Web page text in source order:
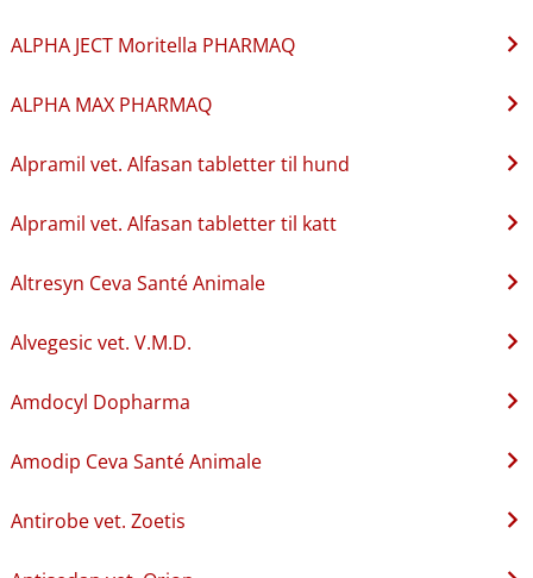
ALPHA JECT Moritella PHARMAQ
ALPHA MAX PHARMAQ
Alpramil vet. Alfasan tabletter til hund
Alpramil vet. Alfasan tabletter til katt
Altresyn Ceva Santé Animale
Alvegesic vet. V.M.D.
Amdocyl Dopharma
Amodip Ceva Santé Animale
Antirobe vet. Zoetis